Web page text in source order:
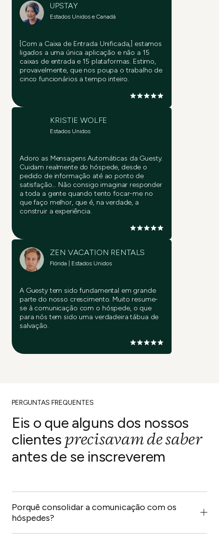
UPSTAY
Estados Unidos e Canadá
[Com a Caixa de Entrada Unificada,] estamos
ligados a uma única aplicação e não a 15
caixas de entrada e 15 plataformas. Estimo,
provavelmente, que nos poupa o trabalho de
cinco funcionários a tempo inteiro.
KRISTIE WOLFE
Estados Unidos
Adoro as Mensagens Automáticas da Guesty.
Cuidam realmente do hóspede, desde o
pedido de informação até ao ponto de
satisfação... Não consigo imaginar responder
a toda a gente quando tento focar-me no
que faço melhor, que é, na verdade, a
construir a experiência.
ZEN VACATION RENTALS
Flórida | Estados Unidos
A Guesty tem sido fundamental em grande
parte do nosso crescimento. Muito resume-
se à comunicação com o hóspede, o que
para nós tem sido uma verdadeira tábua de
salvação.
PERGUNTAS FREQUENTES
Eis o que alguns dos nossos
clientesprecisavam de saber
antes de se inscreverem
Porquê consolidar a comunicação com os
hóspedes?
Um gestor de propriedades — especialmente um com